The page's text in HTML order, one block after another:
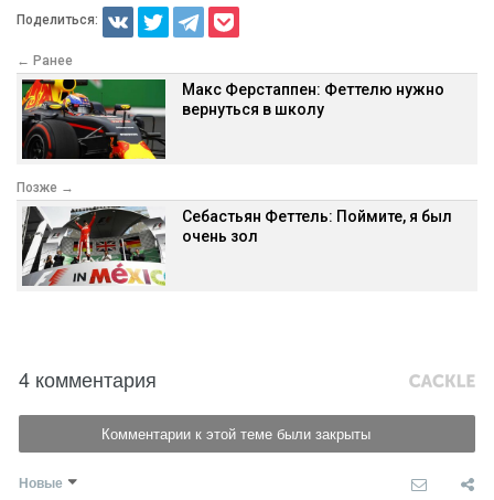
Поделиться:
← Ранее
Макс Ферстаппен: Феттелю нужно
вернуться в школу
Позже →
Себастьян Феттель: Поймите, я был
очень зол
4 комментария
Комментарии к этой теме были закрыты
Новые